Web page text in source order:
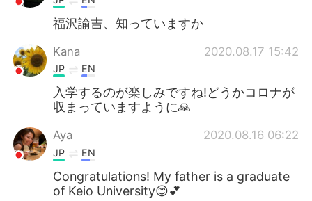
福沢諭吉、知っていますか
Kana 2020.08.17 15:42
JP EN
入学するのが楽しみですね!どうかコロナが
収まっていますように🙏
Aya 2020.08.16 06:22
JP EN
Congratulations! My father is a graduate
of Keio University😊💕